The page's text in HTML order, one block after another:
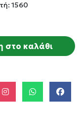
1560
στο καλάθι